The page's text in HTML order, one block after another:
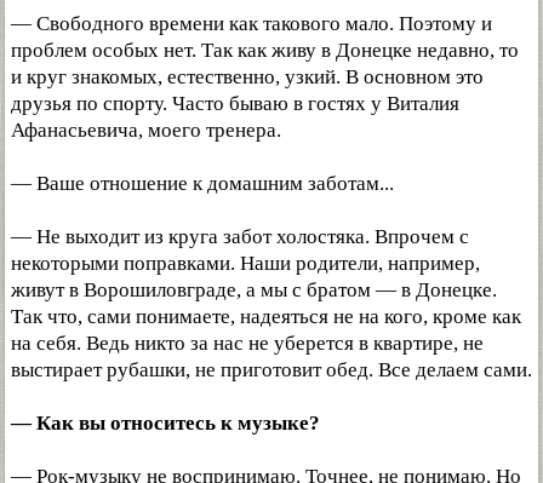
— Свободного времени как такового мало. Поэтому и
проблем особых нет. Так как живу в Донецке недавно, то
и круг знакомых, естественно, узкий. В основном это
друзья по спорту. Часто бываю в гостях у Виталия
Афанасьевича, моего тренера.
— Ваше отношение к домашним заботам...
— Не выходит из круга забот холостяка. Впрочем с
некоторыми поправками. Наши родители, например,
живут в Ворошиловграде, а мы с братом — в Донецке.
Так что, сами понимаете, надеяться не на кого, кроме как
на себя. Ведь никто за нас не уберется в квартире, не
выстирает рубашки, не приготовит обед. Все делаем сами.
— Как вы относитесь к музыке?
— Рок-музыку не воспринимаю. Точнее, не понимаю. Но